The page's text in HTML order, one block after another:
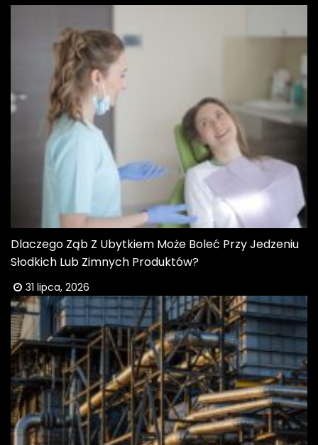
Dlaczego Ząb Z Ubytkiem Może Boleć Przy Jedzeniu
Słodkich Lub Zimnych Produktów?
31 lipca, 2026